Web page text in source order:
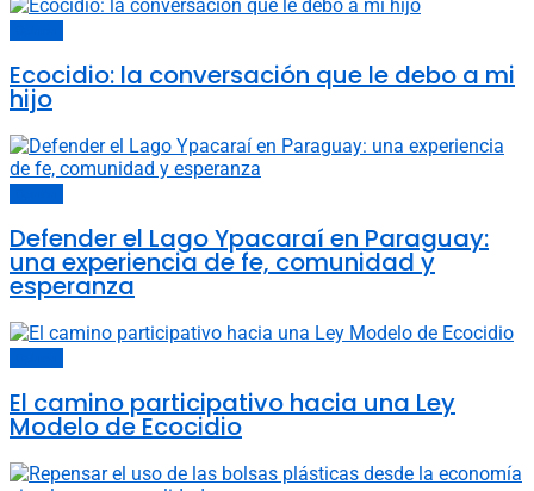
Ecocidio: la conversación que le debo a mi
hijo
Defender el Lago Ypacaraí en Paraguay:
una experiencia de fe, comunidad y
esperanza
El camino participativo hacia una Ley
Modelo de Ecocidio